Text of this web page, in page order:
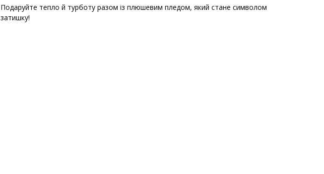
Подаруйте тепло й турботу разом із плюшевим пледом, який стане символом
затишку!